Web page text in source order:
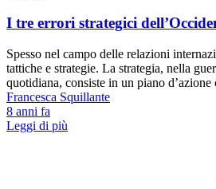
I tre errori strategici
Spesso nel campo delle relazioni
tattiche e strategie. La strategia, nella
quotidiana, consiste in un piano
Francesca Squillante
8 anni fa
Leggi di più